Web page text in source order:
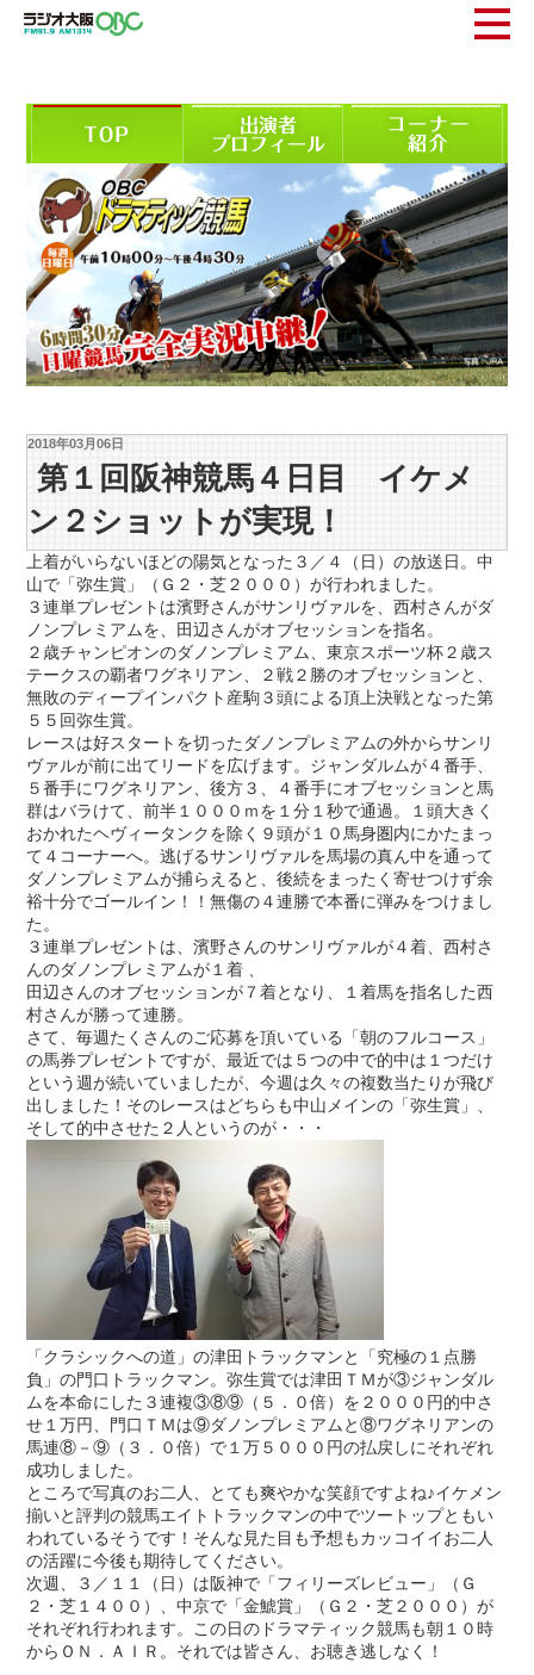
2018年03月06日
第１回阪神競馬４日目 イケメ
ン２ショットが実現！
上着がいらないほどの陽気となった３／４（日）の放送日。中
山で「弥生賞」（Ｇ２・芝２０００）が行われました。
３連単プレゼントは濱野さんがサンリヴァルを、西村さんがダ
ノンプレミアムを、田辺さんがオブセッションを指名。
２歳チャンピオンのダノンプレミアム、東京スポーツ杯２歳ス
テークスの覇者ワグネリアン、２戦２勝のオブセッションと、
無敗のディープインパクト産駒３頭による頂上決戦となった第
５５回弥生賞。
レースは好スタートを切ったダノンプレミアムの外からサンリ
ヴァルが前に出てリードを広げます。ジャンダルムが４番手、
５番手にワグネリアン、後方３、４番手にオブセッションと馬
群はバラけて、前半１０００ｍを１分１秒で通過。１頭大きく
おかれたヘヴィータンクを除く９頭が１０馬身圏内にかたまっ
て４コーナーへ。逃げるサンリヴァルを馬場の真ん中を通って
ダノンプレミアムが捕らえると、後続をまったく寄せつけず余
裕十分でゴールイン！！無傷の４連勝で本番に弾みをつけまし
た。
３連単プレゼントは、濱野さんのサンリヴァルが４着、西村さ
んのダノンプレミアムが１着 、
田辺さんのオブセッションが７着となり、１着馬を指名した西
村さんが勝って連勝。
さて、毎週たくさんのご応募を頂いている「朝のフルコース」
の馬券プレゼントですが、最近では５つの中で的中は１つだけ
という週が続いていましたが、今週は久々の複数当たりが飛び
出しました！そのレースはどちらも中山メインの「弥生賞」、
そして的中させた２人というのが・・・
「クラシックへの道」の津田トラックマンと「究極の１点勝
負」の門口トラックマン。弥生賞では津田ＴＭが③ジャンダル
ムを本命にした３連複③⑧⑨（５．０倍）を２０００円的中さ
せ１万円、門口ＴＭは⑨ダノンプレミアムと⑧ワグネリアンの
馬連⑧－⑨（３．０倍）で１万５０００円の払戻しにそれぞれ
成功しました。
ところで写真のお二人、とても爽やかな笑顔ですよね♪イケメン
揃いと評判の競馬エイトトラックマンの中でツートップともい
われているそうです！そんな見た目も予想もカッコイイお二人
の活躍に今後も期待してください。
次週、３／１１（日）は阪神で「フィリーズレビュー」（Ｇ
２・芝１４００）、中京で「金鯱賞」（Ｇ２・芝２０００）が
それぞれ行われます。この日のドラマティック競馬も朝１０時
からＯＮ．ＡＩＲ。それでは皆さん、お聴き逃しなく！